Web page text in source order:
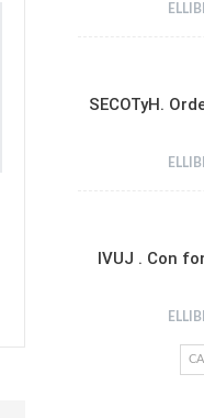
SECOTyH.
IVUJ . Con